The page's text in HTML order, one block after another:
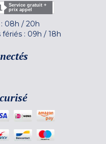
Service gratuit +
prix appel
08h / 20h
: 09h / 18h